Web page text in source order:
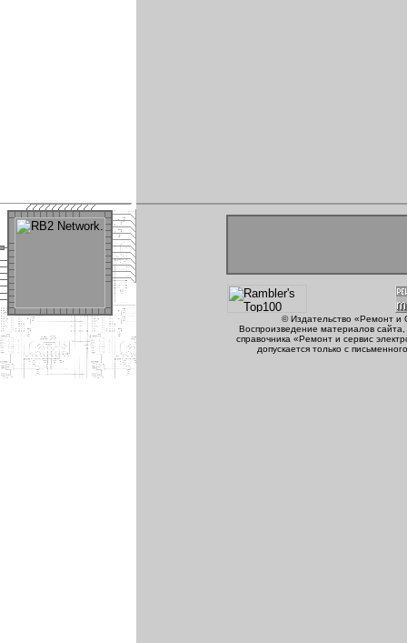
© Издательство «Ремонт
Воспроизведение материалов
справочника «Ремонт и сервис
допускается только с